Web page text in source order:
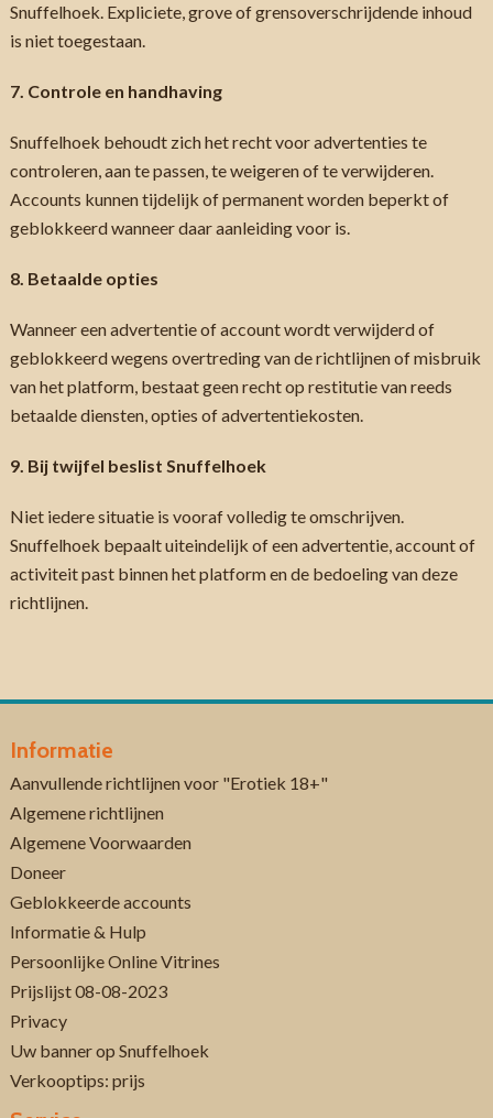
Snuffelhoek. Expliciete, grove of grensoverschrijdende inhoud
is niet toegestaan.
7. Controle en handhaving
Snuffelhoek behoudt zich het recht voor advertenties te
controleren, aan te passen, te weigeren of te verwijderen.
Accounts kunnen tijdelijk of permanent worden beperkt of
geblokkeerd wanneer daar aanleiding voor is.
8. Betaalde opties
Wanneer een advertentie of account wordt verwijderd of
geblokkeerd wegens overtreding van de richtlijnen of misbruik
van het platform, bestaat geen recht op restitutie van reeds
betaalde diensten, opties of advertentiekosten.
9. Bij twijfel beslist Snuffelhoek
Niet iedere situatie is vooraf volledig te omschrijven.
Snuffelhoek bepaalt uiteindelijk of een advertentie, account of
activiteit past binnen het platform en de bedoeling van deze
richtlijnen.
Informatie
Aanvullende richtlijnen voor "Erotiek 18+"
Algemene richtlijnen
Algemene Voorwaarden
Doneer
Geblokkeerde accounts
Informatie & Hulp
Persoonlijke Online Vitrines
Prijslijst 08-08-2023
Privacy
Uw banner op Snuffelhoek
Verkooptips: prijs